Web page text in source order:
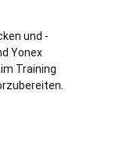
und -
Yonex
Training